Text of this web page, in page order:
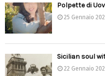
Polpette di
25 Gennaio
Sicilian soul
22 Gennaio